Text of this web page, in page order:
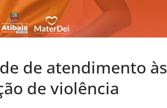
de atendimento às
de violência